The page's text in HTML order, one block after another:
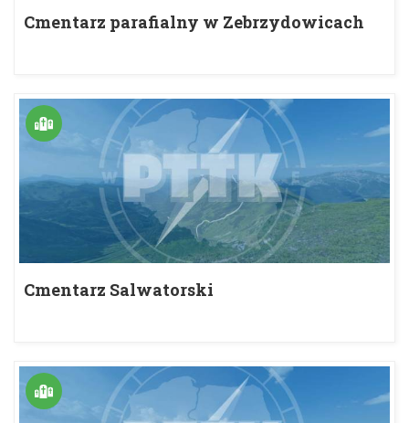
Cmentarz parafialny w Zebrzydowicach
Cmentarz Salwatorski